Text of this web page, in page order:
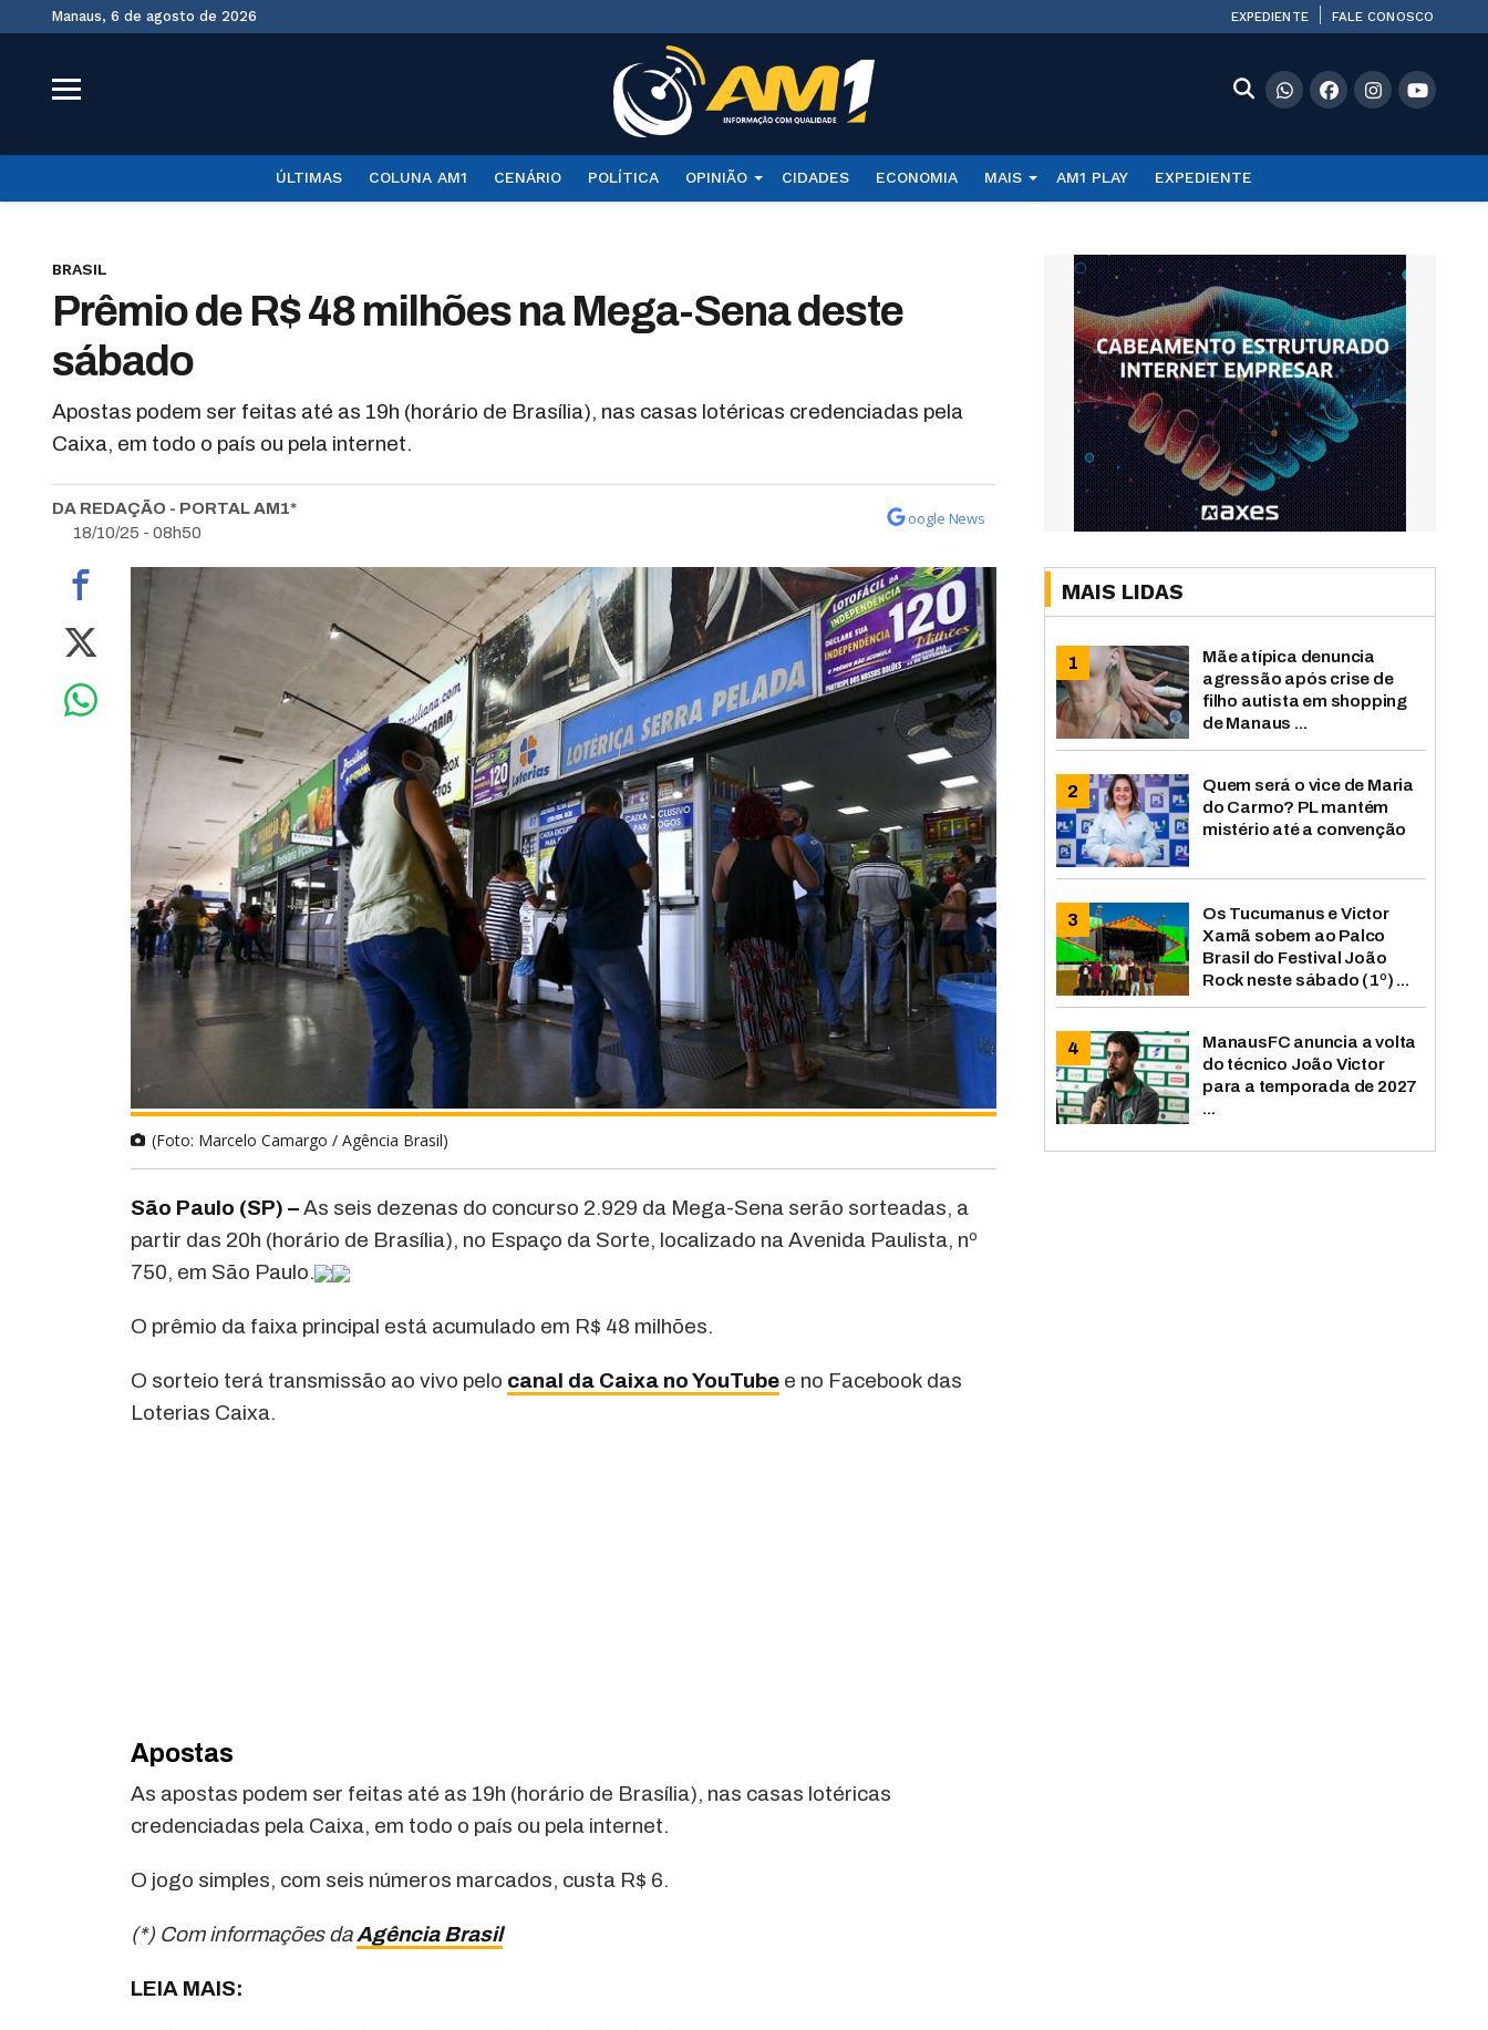
Manaus, 6 de agosto de 2026 EXPEDIENTE FALE CONOSCO
ÚLTIMAS COLUNA AM1 CENÁRIO POLÍTICA OPINIÃO CIDADES ECONOMIA MAIS AM1 PLAY EXPEDIENTE
BRASIL
Prêmio de R$ 48 milhões na Mega-Sena deste
sábado
Apostas podem ser feitas até as 19h (horário de Brasília), nas casas lotéricas credenciadas pela
Caixa, em todo o país ou pela internet.
DA REDAÇÃO - PORTAL AM1*
18/10/25 - 08h50
oogle News
(Foto: Marcelo Camargo / Agência Brasil)
São Paulo (SP) –As seis dezenas do concurso 2.929 da Mega-Sena serão sorteadas, a
partir das 20h (horário de Brasília), no Espaço da Sorte, localizado na Avenida Paulista, nº
750, em São Paulo.
O prêmio da faixa principal está acumulado em R$ 48 milhões.
O sorteio terá transmissão ao vivo pelo canal da Caixa no YouTube e no Facebook das
Loterias Caixa.
Apostas
As apostas podem ser feitas até as 19h (horário de Brasília), nas casas lotéricas
credenciadas pela Caixa, em todo o país ou pela internet.
O jogo simples, com seis números marcados, custa R$ 6.
(*) Com informações daAgência Brasil
LEIA MAIS:
MAIS LIDAS
Mãe atípica denuncia
agressão após crise de
filho autista em shopping
de Manaus ...
Quem será o vice de Maria
do Carmo? PL mantém
mistério até a convenção
Os Tucumanus e Victor
Xamã sobem ao Palco
Brasil do Festival João
Rock neste sábado (1º) ...
ManausFC anuncia a volta
do técnico João Victor
para a temporada de 2027
...